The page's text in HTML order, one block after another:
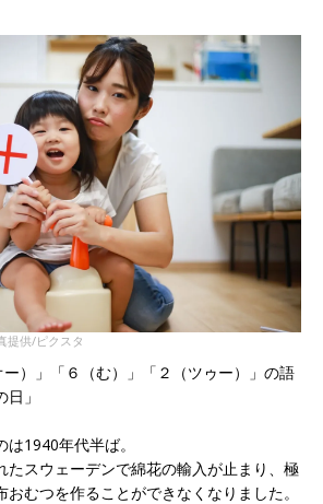
供/ピクスタ
）」「６（む）」「２（ツゥー）」の語
」
1940年代半ば。
たスウェーデンで綿花の輸入が止まり、極
むつを作ることができなくなりました。